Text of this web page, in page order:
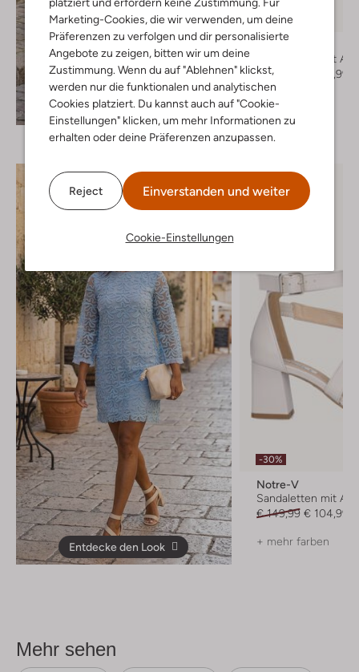
Marketing-Cookies, die wir verwenden, um deine
Präferenzen zu verfolgen und dir personalisierte
Angebote zu zeigen, bitten wir um deine
Zustimmung. Wenn du auf "Ablehnen" klickst,
werden nur die funktionalen und analytischen
Cookies platziert. Du kannst auch auf "Cookie-
Einstellungen" klicken, um mehr Informationen zu
erhalten oder deine Präferenzen anzupassen.
Reject Einverstanden und weiter
Cookie-Einstellungen
Entdecke den Look
-30%
Unisa
Sandaletten mit
€ 149,99
€ 104,99
+ mehr farben
Entdecke den Look
-30%
Notre-V
Sandaletten mit
€ 149,99 € 104,99
+ mehr farben
Mehr sehen